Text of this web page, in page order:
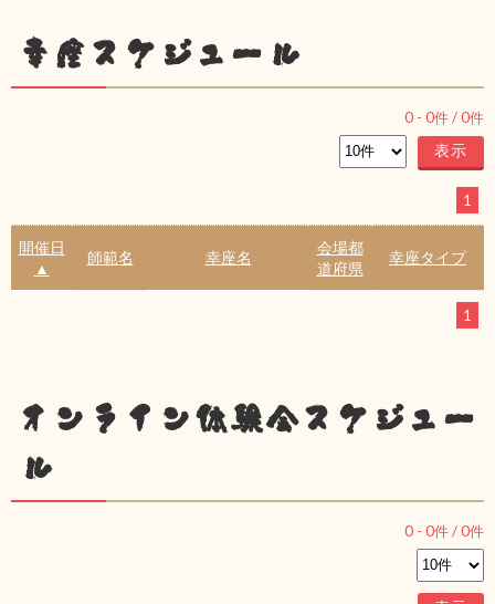
幸座スケジュール
0 - 0件 /0件
1
開催日
▲
師範名 幸座名
会場都
道府県
幸座タイプ
1
オンライン体験会スケジュー
ル
0 - 0件 /0件